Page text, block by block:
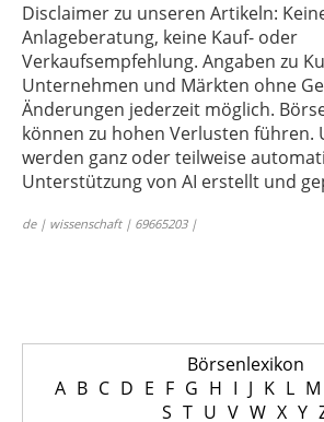
Disclaimer zu unseren Artikeln:
Anlageberatung, keine Kauf- oder
Verkaufsempfehlung. Angaben zu
Unternehmen und Märkten ohne
Änderungen jederzeit möglich.
können zu hohen Verlusten führen.
werden ganz oder teilweise
Unterstützung von AI erstellt und
de | wissenschaft | 69665203 |
Börsenlexikon
A B C D E F G H I J K L M
S T U V W X Y